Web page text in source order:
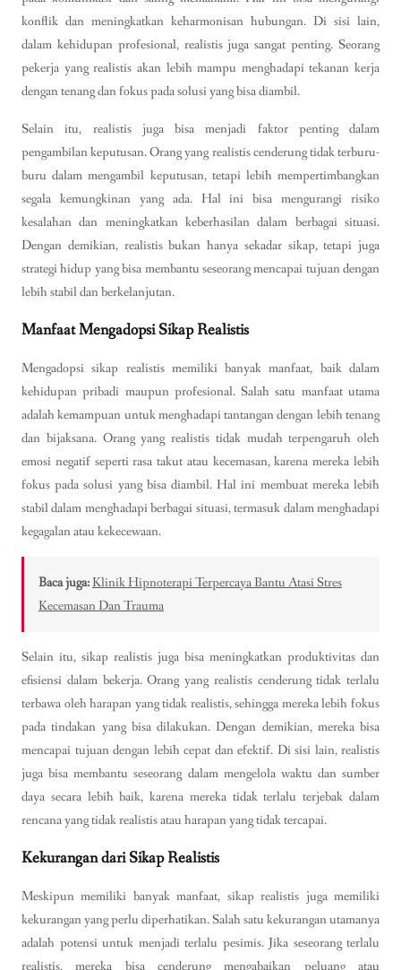
konflik dan meningkatkan keharmonisan hubungan. Di sisi lain,
dalam kehidupan profesional, realistis juga sangat penting. Seorang
pekerja yang realistis akan lebih mampu menghadapi tekanan kerja
dengan tenang dan fokus pada solusi yang bisa diambil.
Selain itu, realistis juga bisa menjadi faktor penting dalam
pengambilan keputusan. Orang yang realistis cenderung tidak terburu-
buru dalam mengambil keputusan, tetapi lebih mempertimbangkan
segala kemungkinan yang ada. Hal ini bisa mengurangi risiko
kesalahan dan meningkatkan keberhasilan dalam berbagai situasi.
Dengan demikian, realistis bukan hanya sekadar sikap, tetapi juga
strategi hidup yang bisa membantu seseorang mencapai tujuan dengan
lebih stabil dan berkelanjutan.
Manfaat Mengadopsi Sikap Realistis
Mengadopsi sikap realistis memiliki banyak manfaat, baik dalam
kehidupan pribadi maupun profesional. Salah satu manfaat utama
adalah kemampuan untuk menghadapi tantangan dengan lebih tenang
dan bijaksana. Orang yang realistis tidak mudah terpengaruh oleh
emosi negatif seperti rasa takut atau kecemasan, karena mereka lebih
fokus pada solusi yang bisa diambil. Hal ini membuat mereka lebih
stabil dalam menghadapi berbagai situasi, termasuk dalam menghadapi
kegagalan atau kekecewaan.
Baca juga:Klinik Hipnoterapi Terpercaya Bantu Atasi Stres
Kecemasan Dan Trauma
Selain itu, sikap realistis juga bisa meningkatkan produktivitas dan
efisiensi dalam bekerja. Orang yang realistis cenderung tidak terlalu
terbawa oleh harapan yang tidak realistis, sehingga mereka lebih fokus
pada tindakan yang bisa dilakukan. Dengan demikian, mereka bisa
mencapai tujuan dengan lebih cepat dan efektif. Di sisi lain, realistis
juga bisa membantu seseorang dalam mengelola waktu dan sumber
daya secara lebih baik, karena mereka tidak terlalu terjebak dalam
rencana yang tidak realistis atau harapan yang tidak tercapai.
Kekurangan dari Sikap Realistis
Meskipun memiliki banyak manfaat, sikap realistis juga memiliki
kekurangan yang perlu diperhatikan. Salah satu kekurangan utamanya
adalah potensi untuk menjadi terlalu pesimis. Jika seseorang terlalu